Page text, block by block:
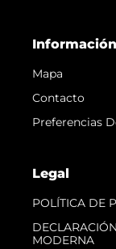
Información
Mapa
Contacto
Preferencias
Legal
POLÍTICA DE
MODERNA